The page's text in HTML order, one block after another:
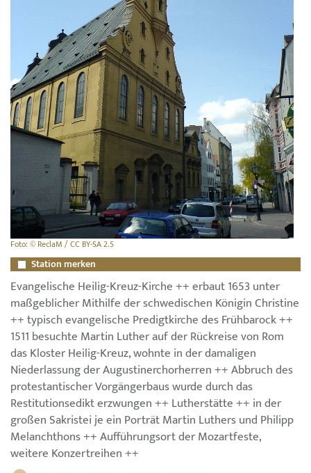
Foto: © ReclaM / CC BY-SA 2.5
Station merken
Evangelische Heilig-Kreuz-Kirche ++ erbaut 1653 unter
maßgeblicher Mithilfe der schwedischen Königin Christine
++ typisch evangelische Predigtkirche des Frühbarock ++
1511 besuchte Martin Luther auf der Rückreise von Rom
das Kloster Heilig-Kreuz, wohnte in der damaligen
Niederlassung der Augustinerchorherren ++ Abbruch des
protestantischer Vorgängerbaus wurde durch das
Restitutionsedikt erzwungen ++ Lutherstätte ++ in der
großen Sakristei je ein Porträt Martin Luthers und Philipp
Melanchthons ++ Aufführungsort der Mozartfeste,
weitere Konzertreihen ++